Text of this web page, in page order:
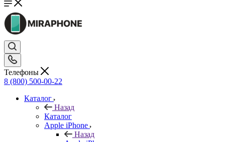
Телефоны
8 (800) 500-00-22
Каталог
Назад
Каталог
Apple iPhone
Назад